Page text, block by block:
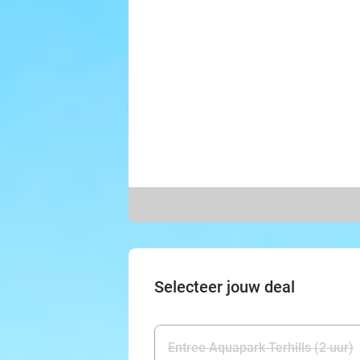
Selecteer jouw deal
Entree Aquapark Terhills (2 uur)